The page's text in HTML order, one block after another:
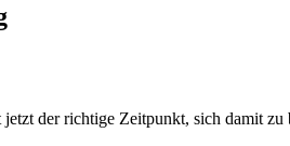
der richtige Zeitpunkt, sich damit zu